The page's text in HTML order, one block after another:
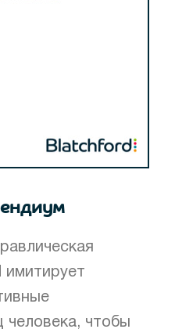
имитирует
человека, чтобы